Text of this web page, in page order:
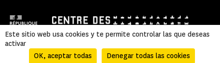
Mentions légales Política de privacidad
Este sitio web usa cookies y te permite controlar las que deseas
activar
OK, aceptar todas
Denegar todas las cookies